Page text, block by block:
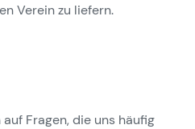
Verein zu liefern.
Fragen, die uns häufig